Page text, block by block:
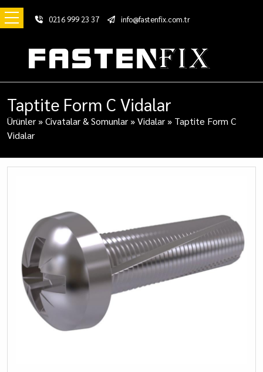
0216 999 23 37 info@fastenfix.com.tr
Taptite Form C Vidalar
Ürünler»Civatalar & Somunlar»Vidalar» Taptite Form C
Vidalar